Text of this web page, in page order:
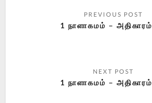
1 நாளாகமம் –
1 நாளாகமம் –